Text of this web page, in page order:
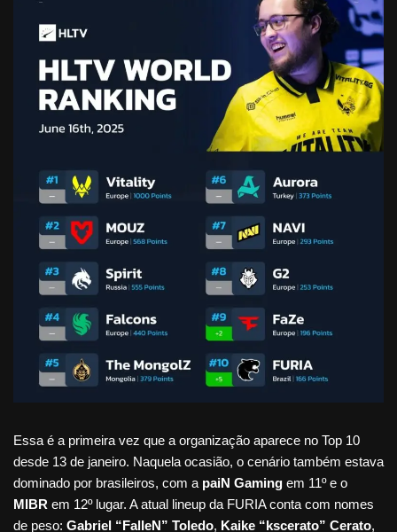
Essa é a primeira vez que a organização aparece no Top 10
desde 13 de janeiro. Naquela ocasião, o cenário também estava
dominado por brasileiros, com a paiN Gaming em 11º e o
MIBR em 12º lugar. A atual lineup da FURIA conta com nomes
de peso: Gabriel “FalleN” Toledo, Kaike “kscerato” Cerato,